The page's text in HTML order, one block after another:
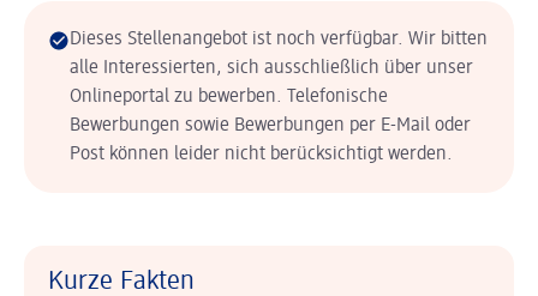
Dieses Stellenangebot ist noch verfügbar. Wir bitten
alle Interessierten, sich ausschließlich über unser
Onlineportal zu bewerben. Telefonische
Bewerbungen sowie Bewerbungen per E-Mail oder
Post können leider nicht berücksichtigt werden.
Kurze Fakten